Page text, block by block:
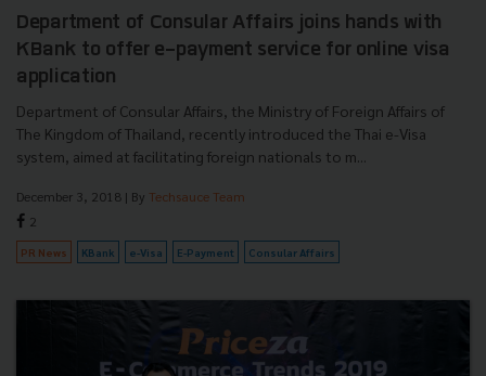
Department of Consular Affairs joins hands with
KBank to offer e-payment service for online visa
application
Department of Consular Affairs, the Ministry of Foreign Affairs of
The Kingdom of Thailand, recently introduced the Thai e-Visa
system, aimed at facilitating foreign nationals to m...
December 3, 2018 | By Techsauce Team
2
PR News KBank e-Visa E-Payment Consular Affairs